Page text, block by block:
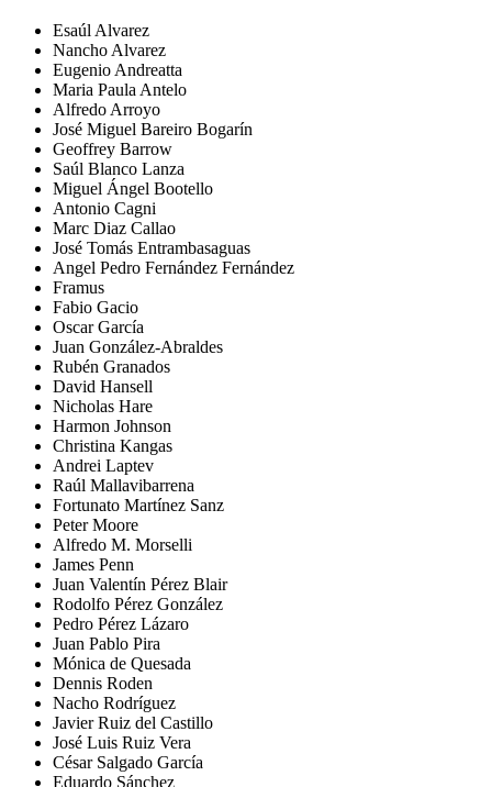
Esaúl Alvarez
Nancho Alvarez
Eugenio Andreatta
Maria Paula Antelo
Alfredo Arroyo
José Miguel Bareiro Bogarín
Geoffrey Barrow
Saúl Blanco Lanza
Miguel Ángel Bootello
Antonio Cagni
Marc Diaz Callao
José Tomás Entrambasaguas
Angel Pedro Fernández Fernández
Framus
Fabio Gacio
Oscar García
Juan González-Abraldes
Rubén Granados
David Hansell
Nicholas Hare
Harmon Johnson
Christina Kangas
Andrei Laptev
Raúl Mallavibarrena
Fortunato Martínez Sanz
Peter Moore
Alfredo M. Morselli
James Penn
Juan Valentín Pérez Blair
Rodolfo Pérez González
Pedro Pérez Lázaro
Juan Pablo Pira
Mónica de Quesada
Dennis Roden
Nacho Rodríguez
Javier Ruiz del Castillo
José Luis Ruiz Vera
César Salgado García
Eduardo Sánchez